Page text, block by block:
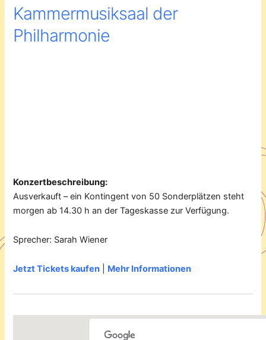
Kammermusiksaal der
Philharmonie
Konzertbeschreibung:
Ausverkauft – ein Kontingent von 50 Sonderplätzen steht
morgen ab 14.30 h an der Tageskasse zur Verfügung.
Sprecher: Sarah Wiener
Jetzt Tickets kaufen Mehr Informationen